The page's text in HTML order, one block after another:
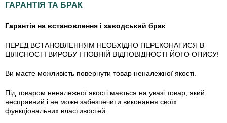
ГАРАНТІЯ ТА БРАК
Гарантія на встановлення і заводський брак
ПЕРЕД ВСТАНОВЛЕННЯМ НЕОБХІДНО ПЕРЕКОНАТИСЯ В
ЦІЛІСНОСТІ ВИРОБУ І ПОВНІЙ ВІДПОВІДНОСТІ ЙОГО ОПИСУ!
Ви маєте можливість повернути товар неналежної якості.
Під товаром неналежної якості мається на увазі товар, який
несправний і не може забезпечити виконання своїх
функціональних властивостей.